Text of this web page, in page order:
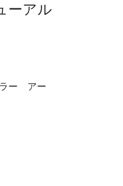
ーアル
ラー アー